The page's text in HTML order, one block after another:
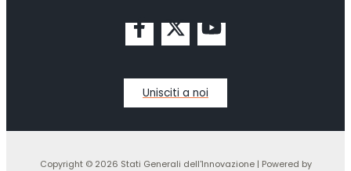
Unisciti a noi
Copyright © 2026 Stati Generali dell'Innovazione | Powered by